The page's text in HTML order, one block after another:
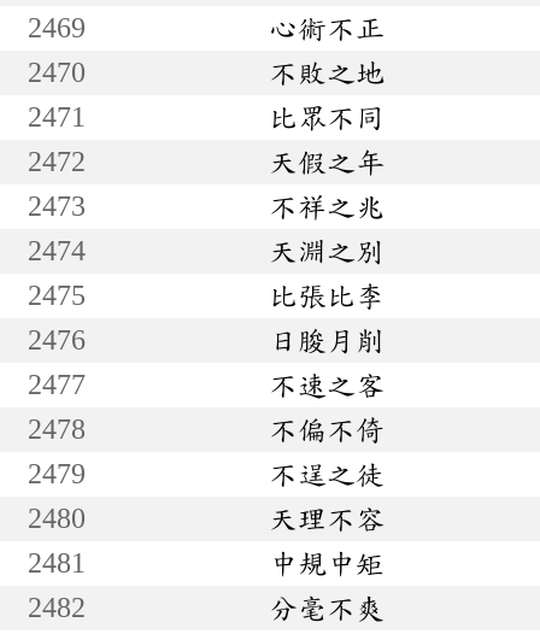
2469
心術不正
2470
不敗之地
2471
比眾不同
2472
天假之年
2473
不祥之兆
2474
天淵之別
2475
比張比李
2476
日朘月削
2477
不速之客
2478
不偏不倚
2479
不逞之徒
2480
天理不容
2481
中規中矩
2482
分毫不爽